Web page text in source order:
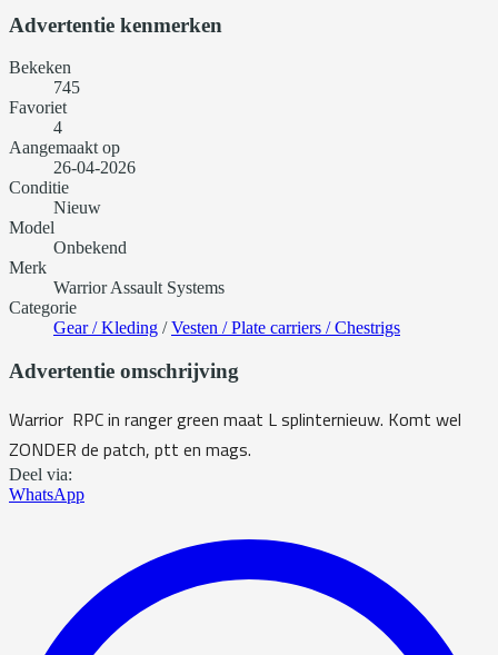
Advertentie kenmerken
Bekeken
745
Favoriet
4
Aangemaakt op
26-04-2026
Conditie
Nieuw
Model
Onbekend
Merk
Warrior Assault Systems
Categorie
Gear / Kleding /Vesten / Plate carriers / Chestrigs
Advertentie omschrijving
Warrior RPC in ranger green maat L splinternieuw. Komt wel
ZONDER de patch, ptt en mags.
Deel via:
WhatsApp